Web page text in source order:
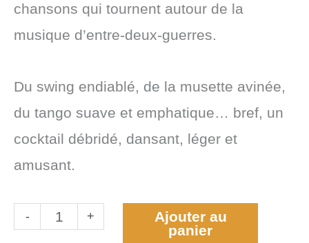
chansons qui tournent autour de la
musique d’entre-deux-guerres.
Du swing endiablé, de la musette avinée,
du tango suave et emphatique… bref, un
cocktail débridé, dansant, léger et
amusant.
- +
Ajouter au
panier